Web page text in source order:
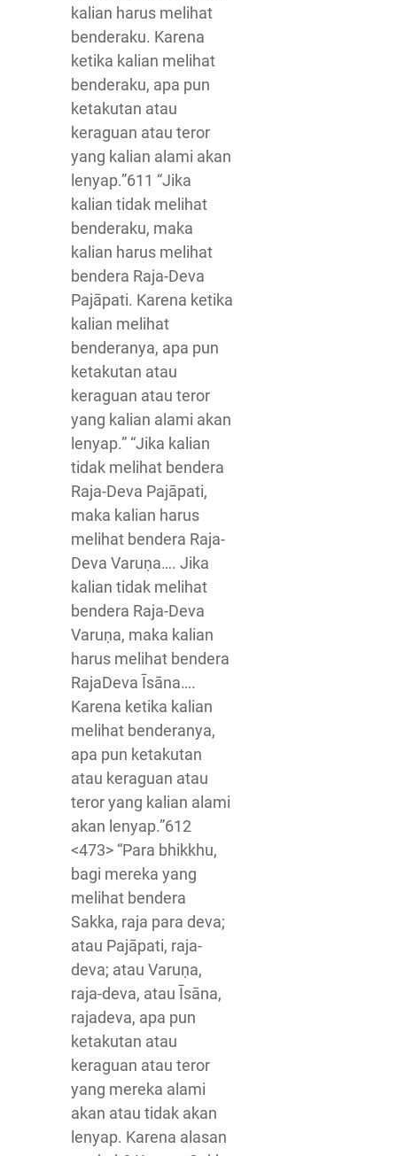
kalian harus melihat
benderaku. Karena
ketika kalian melihat
benderaku, apa pun
ketakutan atau
keraguan atau teror
yang kalian alami akan
lenyap.”611 “Jika
kalian tidak melihat
benderaku, maka
kalian harus melihat
bendera Raja-Deva
Pajāpati. Karena ketika
kalian melihat
benderanya, apa pun
ketakutan atau
keraguan atau teror
yang kalian alami akan
lenyap.” “Jika kalian
tidak melihat bendera
Raja-Deva Pajāpati,
maka kalian harus
melihat bendera Raja-
Deva Varuṇa…. Jika
kalian tidak melihat
bendera Raja-Deva
Varuṇa, maka kalian
harus melihat bendera
RajaDeva Īsāna….
Karena ketika kalian
melihat benderanya,
apa pun ketakutan
atau keraguan atau
teror yang kalian alami
akan lenyap.”612
<473> “Para bhikkhu,
bagi mereka yang
melihat bendera
Sakka, raja para deva;
atau Pajāpati, raja-
deva; atau Varuṇa,
raja-deva, atau Īsāna,
rajadeva, apa pun
ketakutan atau
keraguan atau teror
yang mereka alami
akan atau tidak akan
lenyap. Karena alasan